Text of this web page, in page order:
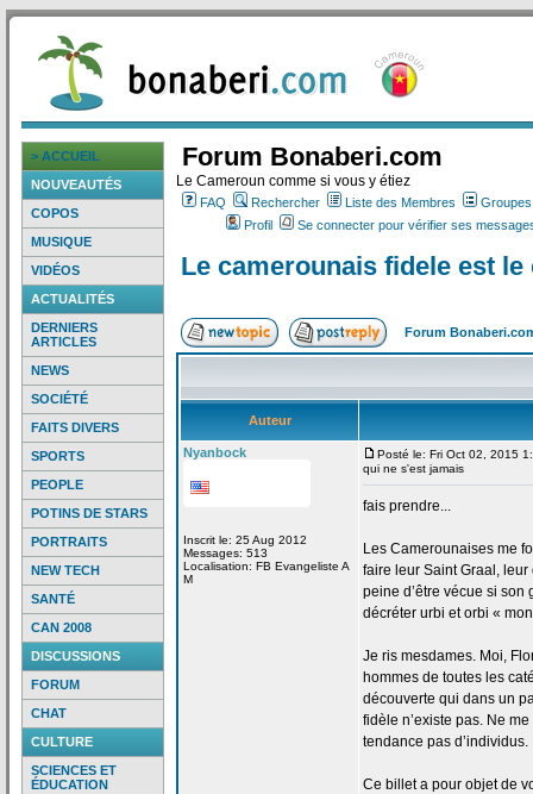
> ACCUEIL
NOUVEAUTÉS
COPOS
MUSIQUE
VIDÉOS
ACTUALITÉS
DERNIERS
ARTICLES
NEWS
SOCIÉTÉ
FAITS DIVERS
SPORTS
PEOPLE
POTINS DE STARS
PORTRAITS
NEW TECH
SANTÉ
CAN 2008
DISCUSSIONS
FORUM
CHAT
CULTURE
SCIENCES ET
ÉDUCATION
Forum Bonaberi.com
Le Cameroun comme si vous y étiez
FAQ Rechercher Liste des Membres
Profil
Se connecter pour vérifier ses
Le camerounais fidele est
Forum
Auteur
Nyanbock
Inscrit le: 25 Aug 2012
Messages: 513
Localisation: FB Evangeliste A
M
Posté le: Fri Oct 02, 2015
qui ne s'est jamais
fais prendre...
Les Camerounaises me
faire leur Saint Graal,
peine d’être vécue si
décréter urbi et orbi «
Je ris mesdames. Moi,
hommes de toutes les
découverte qui dans un
fidèle n’existe pas. Ne
tendance pas d’individus.
Ce billet a pour objet de